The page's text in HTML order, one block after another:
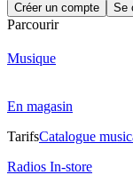
Créer un compte Se
Parcourir
Musique
En magasin
TarifsCatalogue
Radios In-store